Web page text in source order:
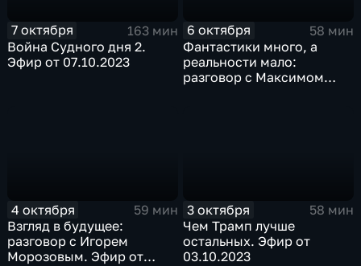
7 октября
163 мин
Война Судного дня 2.
Эфир от 07.10.2023
6 октября
58 мин
Фантастики много, а
реальности мало:
разговор с Максимом
4 октября
59 мин
Взгляд в будущее:
разговор с Игорем
Морозовым. Эфир от
3 октября
58 мин
Чем Трамп лучше
остальных. Эфир от
03.10.2023